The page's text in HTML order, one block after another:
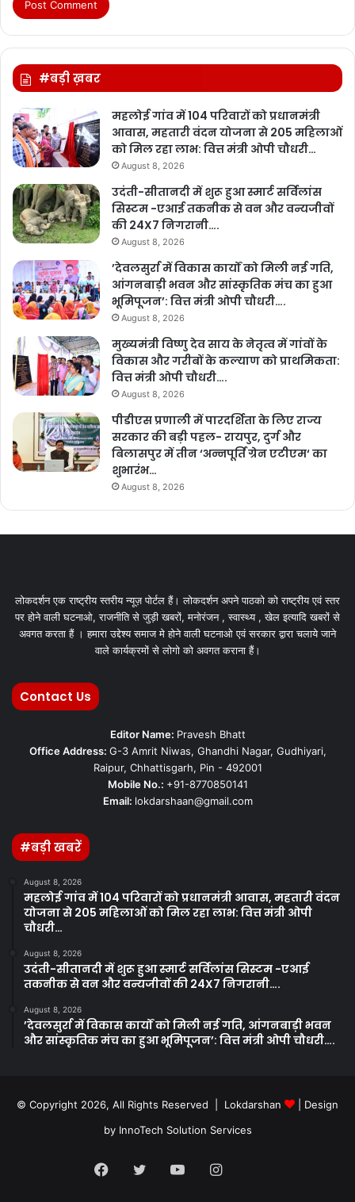
#बड़ी ख़बर
महलोई गांव में 104 परिवारों को प्रधानमंत्री
आवास, महतारी वंदन योजना से 205 महिलाओं
को मिल रहा लाभ: वित्त मंत्री ओपी चौधरी…
August 8, 2026
उदंती-सीतानदी में शुरू हुआ स्मार्ट सर्विलांस
सिस्टम -एआई तकनीक से वन और वन्यजीवों
की 24X7 निगरानी….
August 8, 2026
’देवलसुर्रा में विकास कार्यों को मिली नई गति,
आंगनबाड़ी भवन और सांस्कृतिक मंच का हुआ
भूमिपूजन’: वित्त मंत्री ओपी चौधरी….
August 8, 2026
मुख्यमंत्री विष्णु देव साय के नेतृत्व में गांवों के
विकास और गरीबों के कल्याण को प्राथमिकता:
वित्त मंत्री ओपी चौधरी….
August 8, 2026
पीडीएस प्रणाली में पारदर्शिता के लिए राज्य
सरकार की बड़ी पहल- रायपुर, दुर्ग और
बिलासपुर में तीन ‘अन्नपूर्ति ग्रेन एटीएम‘ का
शुभारंभ…
August 8, 2026
लोकदर्शन एक राष्ट्रीय स्तरीय न्यूज़ पोर्टल हैं। लोकदर्शन अपने पाठको को राष्ट्रीय एवं स्तर
पर होने वाली घटनाओ, राजनीति से जुड़ी खबरों, मनोरंजन , स्वास्थ्य , खेल इत्यादि खबरों से
अवगत करता हैं । हमारा उद्देश्य समाज मे होने वाली घटनाओ एवं सरकार द्वारा चलाये जाने
वाले कार्यक्रमों से लोगो को अवगत कराना हैं।
Contact Us
Editor Name: Pravesh Bhatt
Office Address: G-3 Amrit Niwas, Ghandhi Nagar, Gudhiyari,
Raipur, Chhattisgarh, Pin - 492001
Mobile No.: +91-8770850141
Email: lokdarshaan@gmail.com
#बड़ी खबरें
August 8, 2026
महलोई गांव में 104 परिवारों को प्रधानमंत्री आवास, महतारी वंदन
योजना से 205 महिलाओं को मिल रहा लाभ: वित्त मंत्री ओपी
चौधरी…
August 8, 2026
उदंती-सीतानदी में शुरू हुआ स्मार्ट सर्विलांस सिस्टम -एआई
तकनीक से वन और वन्यजीवों की 24X7 निगरानी….
August 8, 2026
’देवलसुर्रा में विकास कार्यों को मिली नई गति, आंगनबाड़ी भवन
और सांस्कृतिक मंच का हुआ भूमिपूजन’: वित्त मंत्री ओपी चौधरी….
© Copyright 2026, All Rights Reserved | Lokdarshan
| Design
by InnoTech Solution Services
Facebook
Twitter YouTubeInstagram